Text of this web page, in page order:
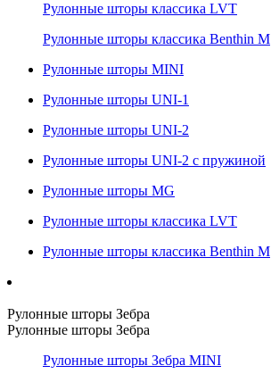
Рулонные шторы классика LVT
Рулонные шторы классика Benthin M
Рулонные шторы MINI
Рулонные шторы UNI-1
Рулонные шторы UNI-2
Рулонные шторы UNI-2 с пружиной
Рулонные шторы MG
Рулонные шторы классика LVT
Рулонные шторы классика Benthin M
Рулонные шторы Зебра
Рулонные шторы Зебра
Рулонные шторы Зебра MINI